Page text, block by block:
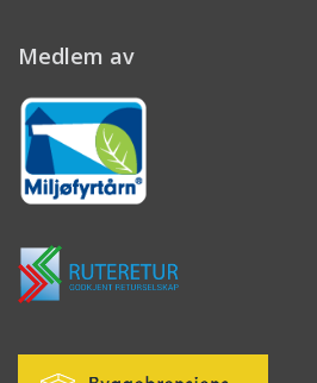
Medlem av